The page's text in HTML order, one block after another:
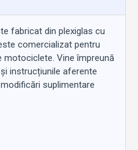
fabricat din plexiglas cu
comercializat pentru
motociclete. Vine împreună
instrucțiunile aferente
suplimentare